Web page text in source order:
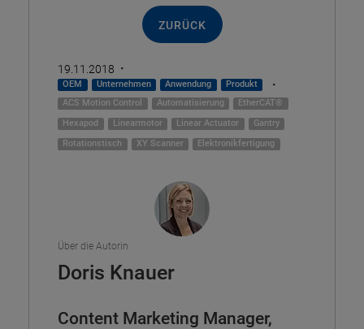
ZURÜCK
19.11.2018 ·
OEM Unternehmen Anwendung Produkt ·
ACS Motion Control Automatisierung
EtherCAT®
Hexapod
Linearmotor Linear Actuator
Gantry
Rotationstisch
XY Scanner Elektronikfertigung
Über die Autorin
Doris Knauer
Content Marketing Manager,